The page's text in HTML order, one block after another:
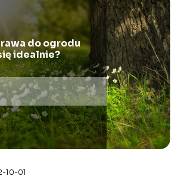
do ogrodu
idealnie?
10-01